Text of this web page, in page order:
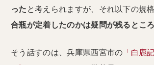
った と考えられますが、それ以下の規
合瓶が定着したのかは疑問が残るところ
そう話すのは、兵庫県西宮市の 「白鹿